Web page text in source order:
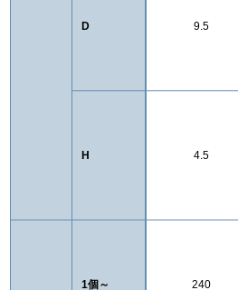
D
H
1個～
9.5
4.5
240